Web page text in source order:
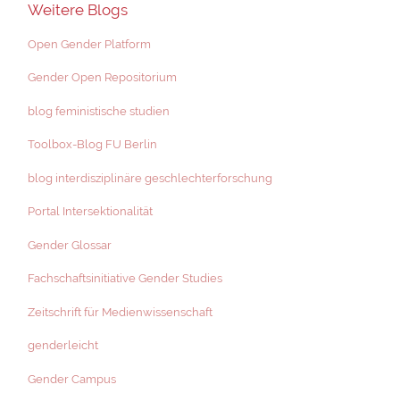
Weitere Blogs
Open Gender Platform
Gender Open Repositorium
blog feministische studien
Toolbox-Blog FU Berlin
blog interdisziplinäre geschlechterforschung
Portal Intersektionalität
Gender Glossar
Fachschaftsinitiative Gender Studies
Zeitschrift für Medienwissenschaft
genderleicht
Gender Campus